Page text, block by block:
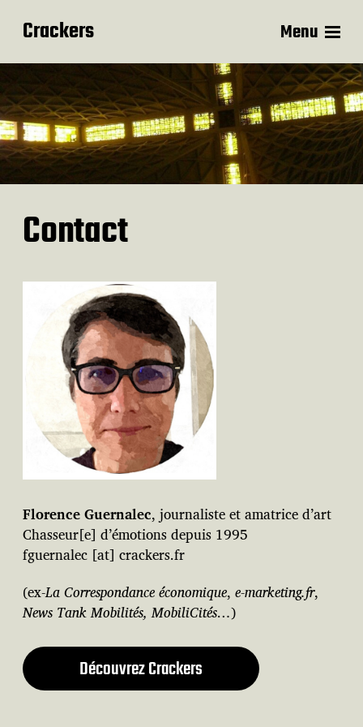
Crackers Menu
Contact
Florence Guernalec, journaliste et amatrice d’art
Chasseur[e] d’émotions depuis 1995
fguernalec [at] crackers.fr
(ex-La Correspondance économique, e-marketing.fr,
News Tank Mobilités, MobiliCités…)
Découvrez Crackers